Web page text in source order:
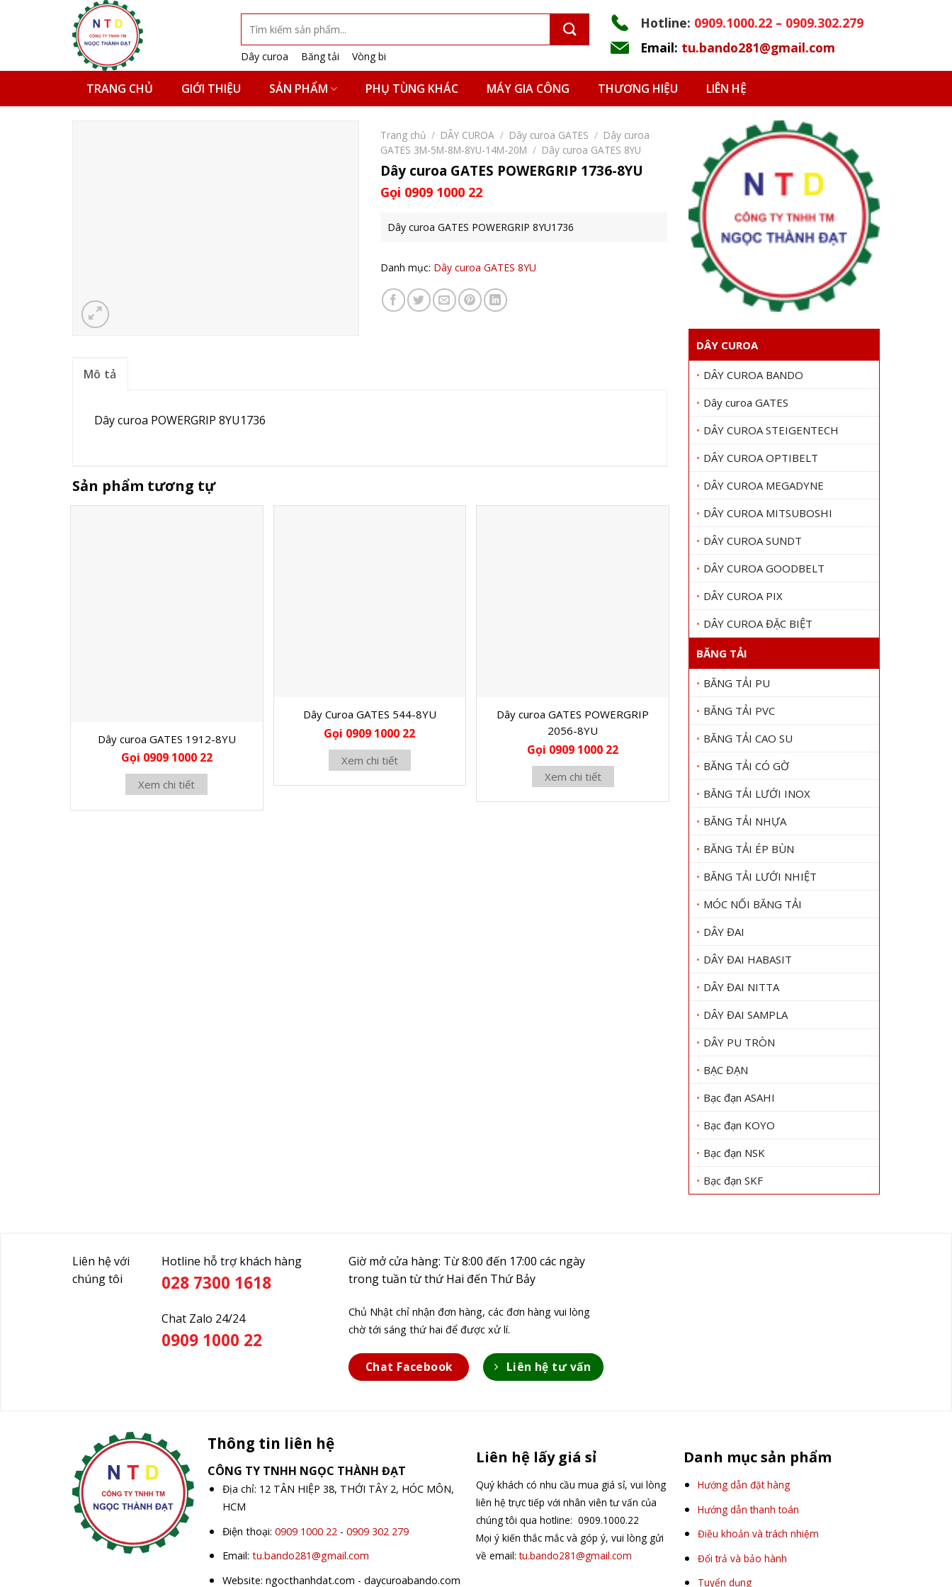
kiếm:
Dây curoa
Băng tải Vòng bi
Hotline: 0909.1000.22 – 0909.302.279
Email: tu.bando281@gmail.com
TRANG CHỦ GIỚI THIỆU SẢN PHẨM PHỤ TÙNG KHÁC MÁY GIA CÔNG THƯƠNG HIỆU LIÊN HỆ
DÂY CUROA
DÂY CUROA BANDO
Dây curoa GATES
DÂY CUROA STEIGENTECH
DÂY CUROA OPTIBELT
DÂY CUROA MEGADYNE
DÂY CUROA MITSUBOSHI
DÂY CUROA SUNDT
DÂY CUROA GOODBELT
DÂY CUROA PIX
DÂY CUROA ĐẶC BIỆT
BĂNG TẢI
BĂNG TẢI PU
BĂNG TẢI PVC
BĂNG TẢI CAO SU
BĂNG TẢI CÓ GỜ
BĂNG TẢI LƯỚI INOX
BĂNG TẢI NHỰA
BĂNG TẢI ÉP BÙN
BĂNG TẢI LƯỚI NHIỆT
MÓC NỐI BĂNG TẢI
DÂY ĐAI
DÂY ĐAI HABASIT
DÂY ĐAI NITTA
DÂY ĐAI SAMPLA
DÂY PU TRÒN
BẠC ĐẠN
Bạc đạn ASAHI
Bạc đạn KOYO
Bạc đạn NSK
Bạc đạn SKF
Trang chủ / DÂY CUROA / Dây curoa GATES / Dây curoa
GATES 3M-5M-8M-8YU-14M-20M / Dây curoa GATES 8YU
Dây curoa GATES POWERGRIP 1736-8YU
Gọi 0909 1000 22
Dây curoa GATES POWERGRIP 8YU1736
Danh mục: Dây curoa GATES 8YU
Mô tả
Dây curoa POWERGRIP 8YU1736
Sản phẩm tương tự
Dây curoa GATES 1912-8YU
Gọi 0909 1000 22
Xem chi tiết
Dây Curoa GATES 544-8YU
Gọi 0909 1000 22
Xem chi tiết
Dây curoa GATES POWERGRIP
2056-8YU
Gọi 0909 1000 22
Xem chi tiết
Liên hệ với
chúng tôi
Hotline hỗ trợ khách hàng
028 7300 1618
Chat Zalo 24/24
0909 1000 22
Giờ mở cửa hàng: Từ 8:00 đến 17:00 các ngày
trong tuần từ thứ Hai đến Thứ Bảy
Chủ Nhật chỉ nhận đơn hàng, các đơn hàng vui lòng
chờ tới sáng thứ hai để được xử lí.
Chat Facebook Liên hệ tư vấn
Thông tin liên hệ
CÔNG TY TNHH NGỌC THÀNH ĐẠT
Địa chỉ: 12 TÂN HIỆP 38, THỚI TÂY 2, HÓC MÔN,
HCM
Điện thoại:0909 1000 22 -0909 302 279
Email:tu.bando281@gmail.com
Website: ngocthanhdat.com - daycuroabando.com
Liên hệ lấy giá sỉ
Quý khách có nhu cầu mua giá sỉ, vui lòng
liên hệ trực tiếp với nhân viên tư vấn của
chúng tôi qua hotline: 0909.1000.22
Mọi ý kiến thắc mắc và góp ý, vui lòng gửi
về email:tu.bando281@gmail.com
Danh mục sản phẩm
Hướng dẫn đặt hàng
Hướng dẫn thanh toán
Điều khoản và trách nhiệm
Đổi trả và bảo hành
Tuyển dụng